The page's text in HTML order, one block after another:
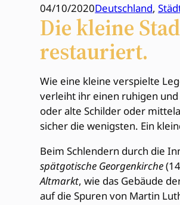
04/10/2020Deutschland,
Die kleine
restauriert.
Wie eine kleine verspielte
verleiht ihr einen ruhigen
oder alte Schilder oder
sicher die wenigsten. Ein
Beim Schlendern durch die
spätgotische Georgenkirche
Altmarkt, wie das Gebäude
auf die Spuren von Martin